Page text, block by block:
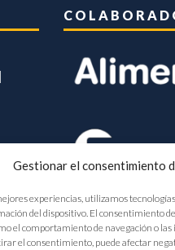
Gestionar el consentimiento
experiencias, utilizamos
del dispositivo. El consentimiento
el comportamiento de navegación o
el consentimiento, puede afectar